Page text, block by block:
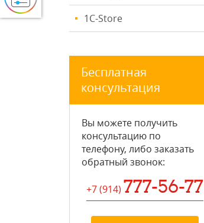
1C-Store
Бесплатная
консультация
Вы можете получить
консультацию по
телефону, либо заказать
обратный звонок:
+7 (914) 777-56-77